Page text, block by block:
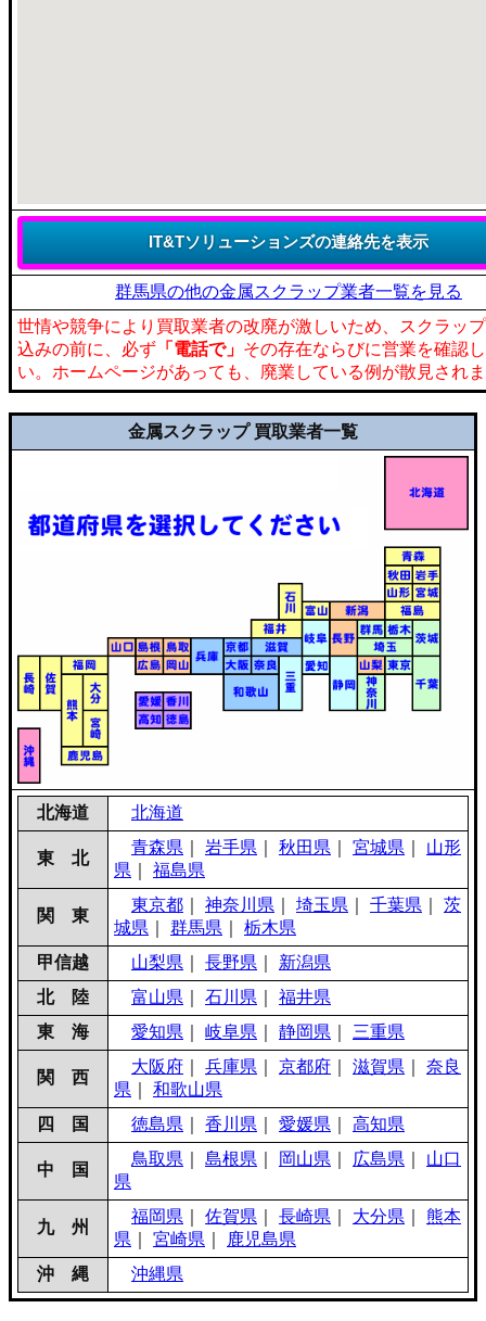
群馬県の他の金属スクラップ業者一覧を見る
世情や競争により買取業者の改廃が激しいため、スクラッ
込みの前に、必ず 「電話で」 その存在ならびに営業を確認
い。ホームページがあっても、廃業している例が散見され
金属スクラップ 買取業者一覧
北海道 北海道
東 北
青森県 岩手県 秋田県 宮城県
山形
県
福島県
関 東
東京都 神奈川県 埼玉県 千葉県
茨
城県
群馬県
栃木県
甲信越
山梨県 長野県
新潟県
北 陸
富山県 石川県
福井県
東 海
愛知県 岐阜県 静岡県 三重県
関 西
大阪府 兵庫県 京都府 滋賀県
奈良
県
和歌山県
四 国
徳島県 香川県 愛媛県 高知県
中 国
鳥取県 島根県 岡山県 広島県
山口
県
九 州
福岡県 佐賀県 長崎県 大分県
熊本
県
宮崎県
鹿児島県
沖 縄
沖縄県